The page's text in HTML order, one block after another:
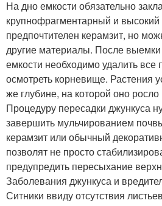
На дно емкости обязательно
крупнофрагментарный и
предпочтителен керамзит, но
другие материалы. После выемки
емкости необходимо удалить все
осмотреть корневище. Растения
же глубине, на которой оно
Процедуру пересадки джункуса
завершить мульчированием
керамзит или обычный
позволят не просто
предупредить пересыхание
Заболевания джункуса и
Ситники ввиду отсутствия